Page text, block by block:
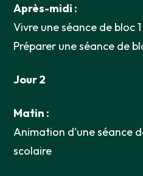
Après-midi :
Vivre une séance de bloc 1
Préparer une séance de
Jour 2
Matin :
Animation d'une séance
scolaire